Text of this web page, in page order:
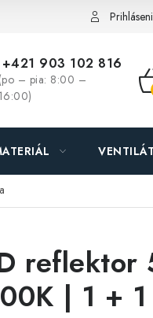
- MEGALED & JANTON
903 102 816
– pia: 8:00 –
reflektor
| 1 + 1